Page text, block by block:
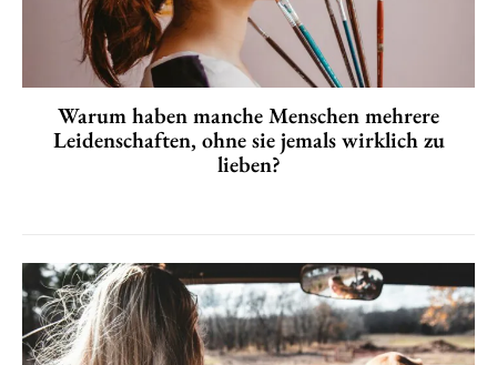
Warum haben manche Menschen mehrere
Leidenschaften, ohne sie jemals wirklich zu
lieben?